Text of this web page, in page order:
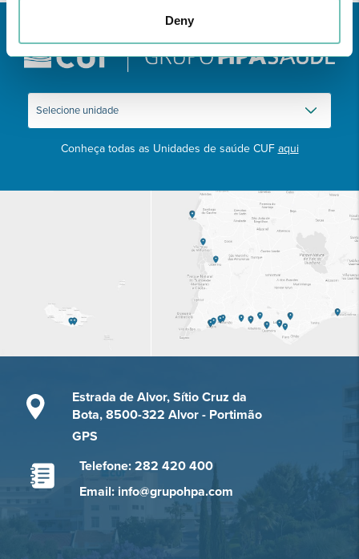
Deny
Conheça todas as Unidades de saúde CUF aqui
Estrada de Alvor, Sítio Cruz da
Bota, 8500-322 Alvor - Portimão
GPS
Telefone: 282 420 400
Email: info@grupohpa.com